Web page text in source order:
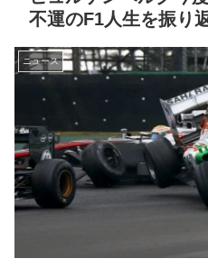
不運のF1人生を振り
ニュース